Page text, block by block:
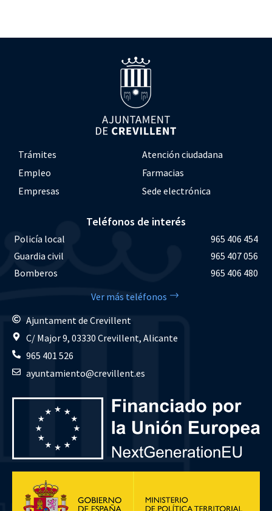
Trámites
Atención ciudadana
Empleo
Farmacias
Empresas
Sede electrónica
Teléfonos de interés
Policía local
965 406 454
Guardia civil
965 407 056
Bomberos
965 406 480
Ver más teléfonos
Ajuntament de Crevillent
C/ Major 9, 03330 Crevillent, Alicante
965 401 526
ayuntamiento@crevillent.es